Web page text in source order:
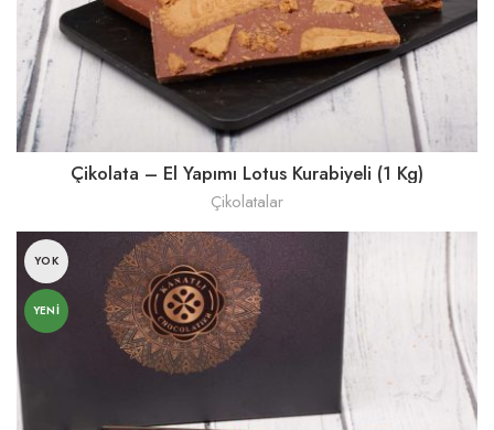
Çikolata – El Yapımı Lotus Kurabiyeli (1 Kg)
Çikolatalar
YOK
YENI